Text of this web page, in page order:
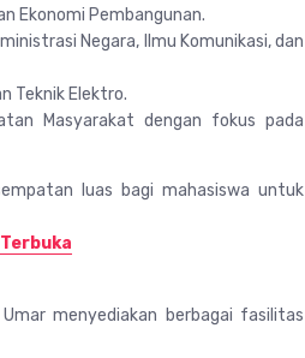
Ekonomi Pembangunan.
Negara, Ilmu Komunikasi, dan
Teknik Elektro.
Masyarakat dengan fokus pada
luas bagi mahasiswa untuk
menyediakan berbagai fasilitas